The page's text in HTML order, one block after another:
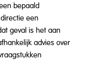
bepaald
een
geval is het aan
advies over